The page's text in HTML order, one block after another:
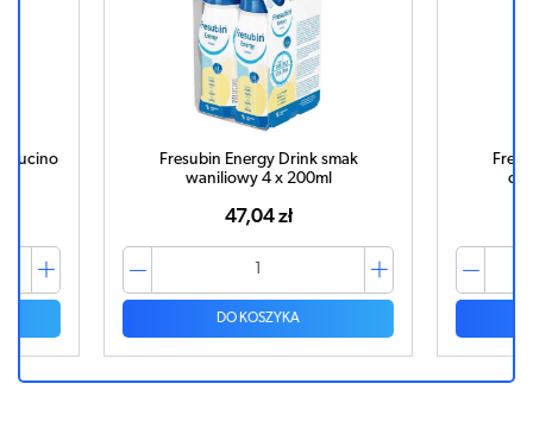
Fresubin Energy Drink smak
waniliowy 4 x 200ml
47,04 zł
DO KOSZYKA